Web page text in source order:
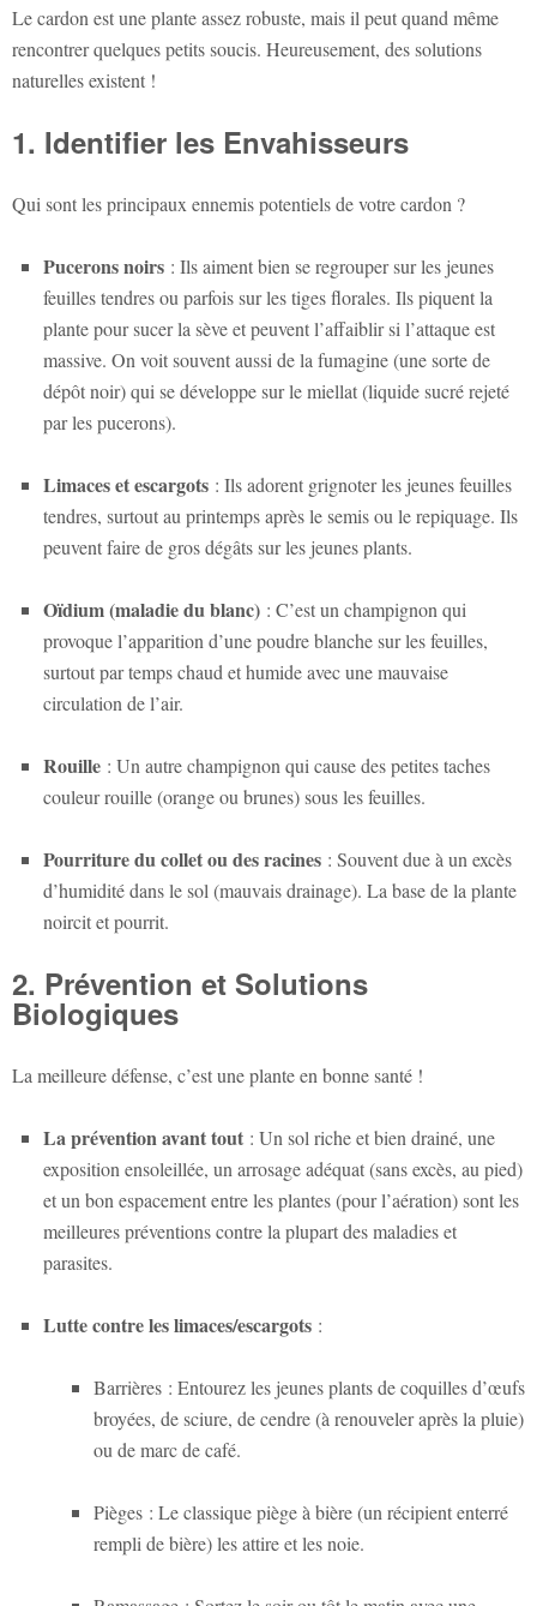
Le cardon est une plante assez robuste, mais il peut quand même
rencontrer quelques petits soucis. Heureusement, des solutions
naturelles existent !
1. Identifier les Envahisseurs
Qui sont les principaux ennemis potentiels de votre cardon ?
Pucerons noirs : Ils aiment bien se regrouper sur les jeunes
feuilles tendres ou parfois sur les tiges florales. Ils piquent la
plante pour sucer la sève et peuvent l’affaiblir si l’attaque est
massive. On voit souvent aussi de la fumagine (une sorte de
dépôt noir) qui se développe sur le miellat (liquide sucré rejeté
par les pucerons).
Limaces et escargots : Ils adorent grignoter les jeunes feuilles
tendres, surtout au printemps après le semis ou le repiquage. Ils
peuvent faire de gros dégâts sur les jeunes plants.
Oïdium (maladie du blanc) : C’est un champignon qui
provoque l’apparition d’une poudre blanche sur les feuilles,
surtout par temps chaud et humide avec une mauvaise
circulation de l’air.
Rouille : Un autre champignon qui cause des petites taches
couleur rouille (orange ou brunes) sous les feuilles.
Pourriture du collet ou des racines : Souvent due à un excès
d’humidité dans le sol (mauvais drainage). La base de la plante
noircit et pourrit.
2. Prévention et Solutions
Biologiques
La meilleure défense, c’est une plante en bonne santé !
La prévention avant tout : Un sol riche et bien drainé, une
exposition ensoleillée, un arrosage adéquat (sans excès, au pied)
et un bon espacement entre les plantes (pour l’aération) sont les
meilleures préventions contre la plupart des maladies et
parasites.
Lutte contre les limaces/escargots :
Barrières : Entourez les jeunes plants de coquilles d’œufs
broyées, de sciure, de cendre (à renouveler après la pluie)
ou de marc de café.
Pièges : Le classique piège à bière (un récipient enterré
rempli de bière) les attire et les noie.